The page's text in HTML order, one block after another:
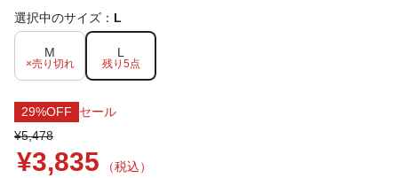
選択中のサイズ： L
M
×売り切れ
L
残り5点
29%OFF
セール
¥5,478
¥3,835 （税込）